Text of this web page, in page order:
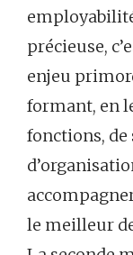
précieuse,
enjeu
formant, en
fonctions, de
le meilleur